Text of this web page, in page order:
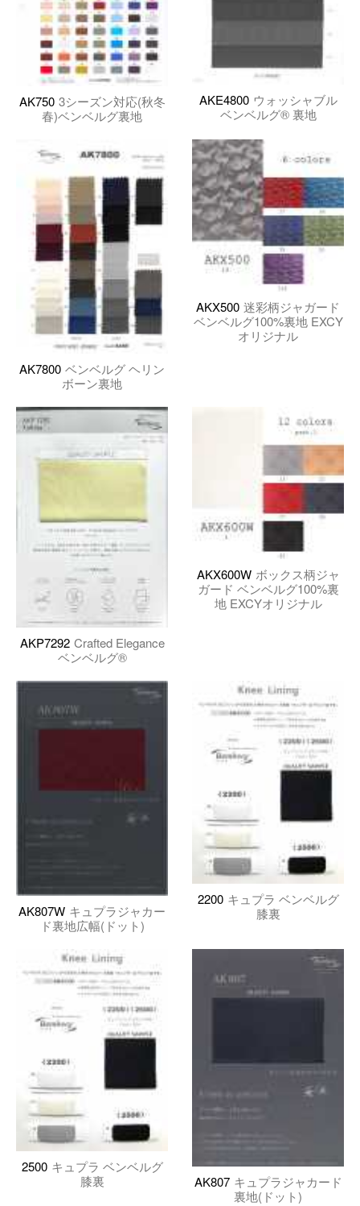
AK750 3シーズン対応(秋冬
春)ベンベルグ裏地
AKE4800 ウォッシャブル
ベンベルグ® 裏地
AK7800 ベンベルグ ヘリン
ボーン裏地
AKX500 迷彩柄ジャガード
ベンベルグ100%裏地 EXCY
オリジナル
AKP7292 Crafted Elegance
ベンベルグ®︎
AKX600W ボックス柄ジャ
ガード ベンベルグ100%裏
地 EXCYオリジナル
AK807W キュプラジャカー
ド裏地広幅(ドット)
2200 キュプラ ベンベルグ
膝裏
2500 キュプラ ベンベルグ
膝裏
AK807 キュプラジャカード
裏地(ドット)